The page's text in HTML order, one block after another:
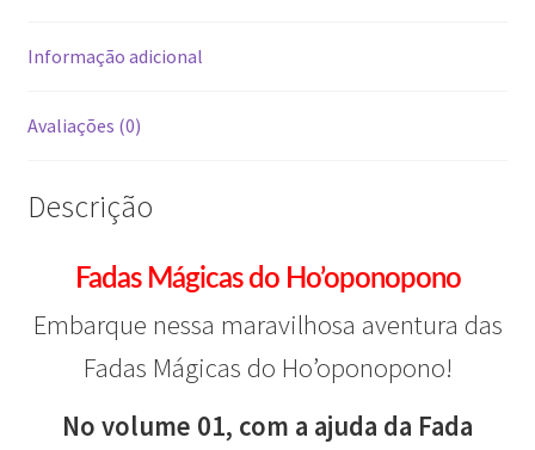
Informação adicional
Avaliações (0)
Descrição
Fadas Mágicas do Ho’oponopono
Embarque nessa maravilhosa aventura das
Fadas Mágicas do Ho’oponopono!
No volume 01, com a ajuda da Fada